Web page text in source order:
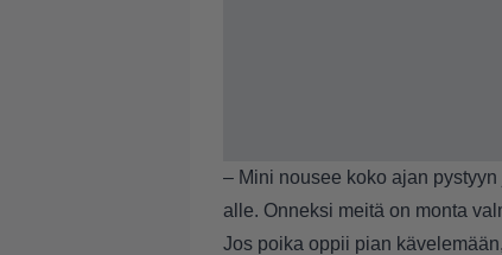
– Mini nousee koko ajan
alle. Onneksi meitä on monta
Jos poika oppii pian